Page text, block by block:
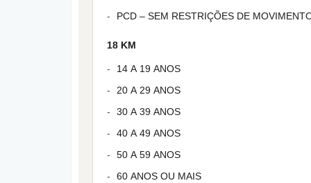
PCD – SEM RESTRIÇÕES DE
18 KM
14 A 19 ANOS
20 A 29 ANOS
30 A 39 ANOS
40 A 49 ANOS
50 A 59 ANOS
60 ANOS OU MAIS